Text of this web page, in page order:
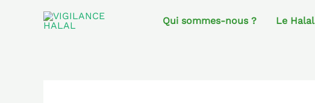
Qui sommes-nous ? Le Halal